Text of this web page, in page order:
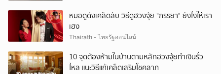
หมอดูดังเคล็ดลับ วิธีดูฮวงจุ้ย "ภรรยา" ยังไงให้เรา
เฮง
Thairath - ไทยรัฐออนไลน์
10 จุดต้องห้ามในบ้านตามหลักฮวงจุ้ยทำเงินรั่ว
ไหล แนะวิธีแก้เคล็ดเสริมโชคลาภ